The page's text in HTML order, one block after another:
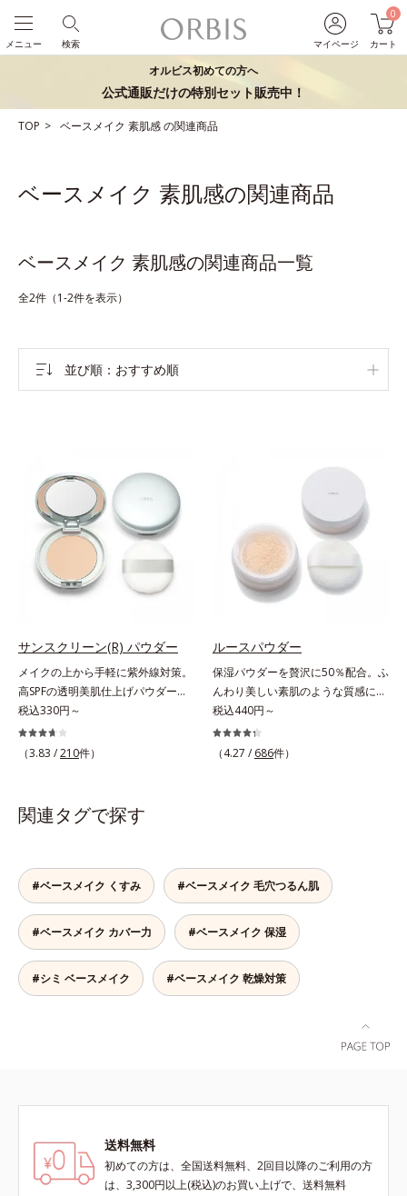
マイページ
0
カート
検索
メニュー
オルビス初めての方へ
公式通販だけの特別セット販売中！
TOP ベースメイク 素肌感の関連商品
ベースメイク 素肌感の関連商品
ベースメイク 素肌感の関連商品一覧
全2件（1-2件を表示）
並び順 おすすめ順
サンスクリーン(R) パウダー
メイクの上から手軽に紫外線対策。
高SPFの透明美肌仕上げパウダー。
メイクの上から手を汚さずに紫外線
対策ができるUVカットパウダーで
す。“素肌のようななめらかな軽
ストタイプ。外出先でも、メイクの
上からササッとUVカットとお直し
も、素肌のような透明美肌を叶える
秘密は「スムースヴェールパウダー
(*1)」にあります。7種の球状粉体
(*2)が凹凸を埋めて、肌に薄いヴェ
ールをかけるようにカバー。さらに
板状粉体が光を反射して、すっぴん
肌のようなナチュラルなツヤ感を演
ウダーならではの軽いつけごこち
すめです。水や汗に強いスーパーウ
ォータープルーフ(*4)だから、レジ
ャーにも大活躍してくれます。*1
税込330円～
（3.83 /210件）
ルースパウダー
保湿パウダーを贅沢に50％配合。ふ
んわり美しい素肌のような質感にな
りながらもうるおいとツヤを叶える
フェイスパウダー。朝の仕上がりの
クオリティが全然違う！ まるで美
をまとったグロウニュアンスパウダ
ーを新配合。リキッドのツヤ感を活
かしながらも、ふんわりと軽やかな
サラツヤ肌へと、仕上がり質感を格
上げします。うるおいパウダーを
50％配合し、さらに浸透型ヒアルロ
ン酸エキスも加えることで、お粉な
税込440円～
（4.27 / 686件）
関連タグで探す
#ベースメイク くすみ #ベースメイク 毛穴つるん肌
#ベースメイク カバー力 #ベースメイク 保湿
#シミ ベースメイク #ベースメイク 乾燥対策
送料無料
初めての方は、全国送料無料、2回目以降のご利用の方
は、3,300円以上(税込)のお買い上げで、送料無料